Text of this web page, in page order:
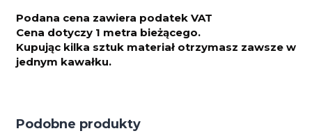
Podana cena zawiera podatek VAT
Cena dotyczy 1 metra bieżącego.
Kupując kilka sztuk materiał otrzymasz zawsze w
jednym kawałku.
Podobne produkty